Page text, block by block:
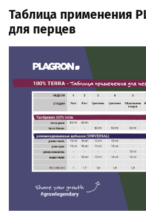
Таблица применения
для перцев